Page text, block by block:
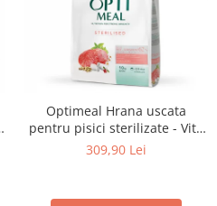
Optimeal Hrana uscata
pentru pisici sterilizate - Vita
si Sorg, 10 kg
309,90 Lei